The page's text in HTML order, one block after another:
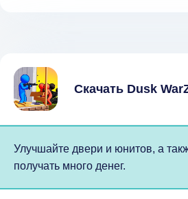
Скачать Dusk
Улучшайте двери и юнитов, а
получать много денег.